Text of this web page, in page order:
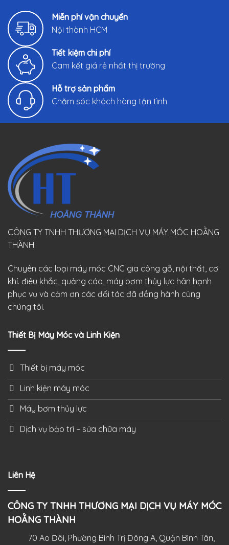
Miễn phí vận chuyển
Nội thành HCM
Tiết kiệm chi phí
Cam kết giá rẻ nhất thị trường
Hỗ trợ sản phẩm
Chăm sóc khách hàng tận tình
CÔNG TY TNHH THƯƠNG MẠI DỊCH VỤ MÁY MÓC HOẰNG
THÀNH
Chuyên các loại máy móc CNC gia công gỗ, nội thất, cơ
khí. điêu khắc, quảng cáo, máy bơm thủy lực hân hạnh
phục vụ và cảm ơn các đối tác đã đồng hành cùng
chúng tôi.
Thiết Bị Máy Móc và Linh Kiện
Thiết bị máy móc
Linh kiện máy móc
Máy bơm thủy lực
Dịch vụ bảo trì – sửa chữa máy
Liên Hệ
CÔNG TY TNHH THƯƠNG MẠI DỊCH VỤ MÁY MÓC
HOẰNG THÀNH
70 Ao Đôi, Phường Bình Trị Đông A, Quận Bình Tân,